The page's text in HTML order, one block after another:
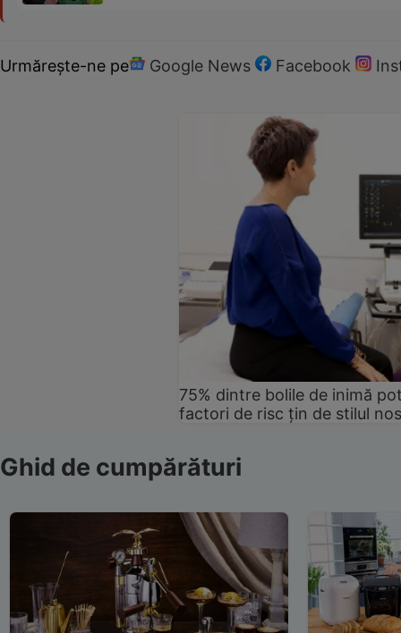
Urmărește-ne pe Google News Facebook
75% dintre bolile de inimă
factori de risc țin de stilul
Ghid de cumpărături